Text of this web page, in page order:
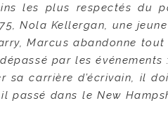
les plus respectés du
Nola Kellergan, une
Marcus abandonne
par les événements
sa carrière d’écrivain, il
passé dans le New